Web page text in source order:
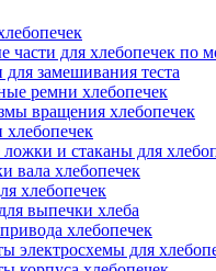
части для хлебопечек по
замешивания теста
ремни хлебопечек
вращения хлебопечек
хлебопечек
и стаканы для
вала хлебопечек
хлебопечек
выпечки хлеба
хлебопечек
электросхемы для